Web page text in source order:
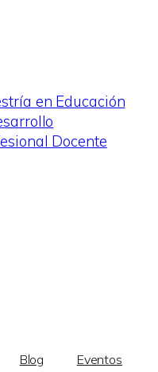
en Educación
Docente
Blog
Eventos